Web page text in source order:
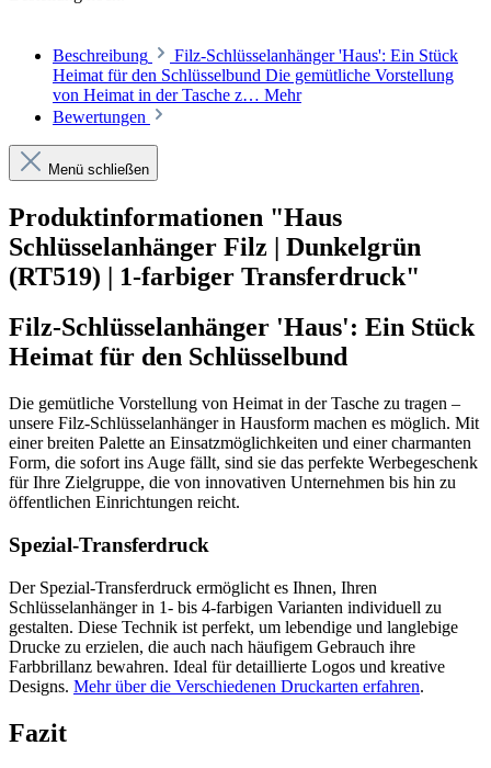
Beschreibung
Filz-Schlüsselanhänger 'Haus': Ein Stück
Heimat für den Schlüsselbund Die gemütliche Vorstellung
von Heimat in der Tasche z… Mehr
Bewertungen
Menü schließen
Produktinformationen "Haus
Schlüsselanhänger Filz | Dunkelgrün
(RT519) | 1-farbiger Transferdruck"
Filz-Schlüsselanhänger 'Haus': Ein Stück
Heimat für den Schlüsselbund
Die gemütliche Vorstellung von Heimat in der Tasche zu tragen –
unsere Filz-Schlüsselanhänger in Hausform machen es möglich. Mit
einer breiten Palette an Einsatzmöglichkeiten und einer charmanten
Form, die sofort ins Auge fällt, sind sie das perfekte Werbegeschenk
für Ihre Zielgruppe, die von innovativen Unternehmen bis hin zu
öffentlichen Einrichtungen reicht.
Spezial-Transferdruck
Der Spezial-Transferdruck ermöglicht es Ihnen, Ihren
Schlüsselanhänger in 1- bis 4-farbigen Varianten individuell zu
gestalten. Diese Technik ist perfekt, um lebendige und langlebige
Drucke zu erzielen, die auch nach häufigem Gebrauch ihre
Farbbrillanz bewahren. Ideal für detaillierte Logos und kreative
Designs. Mehr über die Verschiedenen Druckarten erfahren.
Fazit